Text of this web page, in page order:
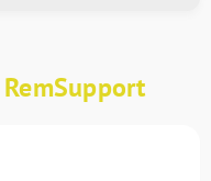
RemSupport